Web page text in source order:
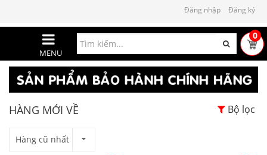
Đăng nhập Đăng ký
MENU
0
HÀNG MỚI VỀ Bộ lọc
Hàng cũ nhất